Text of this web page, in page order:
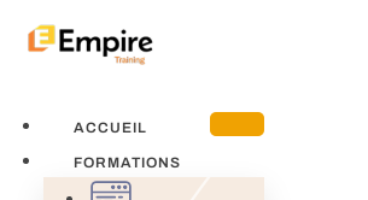
ACCUEIL
FORMATIONS